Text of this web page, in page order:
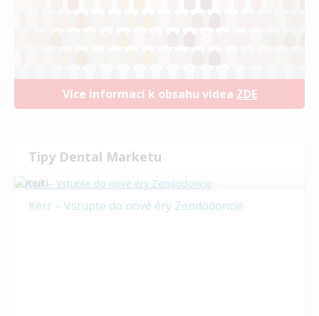
Více informací k obsahu videa ZDE
Tipy Dental Marketu
Kerr – Vstupte do nové éry Zendodoncie